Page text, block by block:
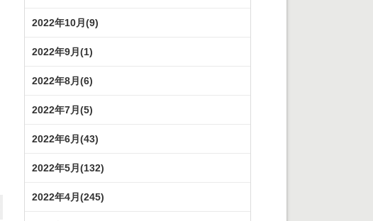
2022年10月(9)
2022年9月(1)
2022年8月(6)
2022年7月(5)
2022年6月(43)
2022年5月(132)
2022年4月(245)